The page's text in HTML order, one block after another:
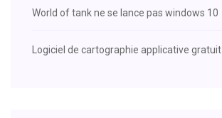
World of tank ne se lance pas windows 10
Logiciel de cartographie applicative gratuit